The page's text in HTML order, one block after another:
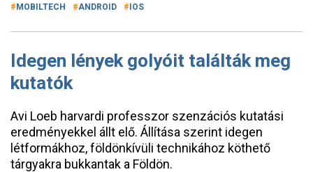
MOBILTECH ANDROID IOS
Idegen lények golyóit találták meg
kutatók
Avi Loeb harvardi professzor szenzációs kutatási
eredményekkel állt elő. Állítása szerint idegen
létformákhoz, földönkívüli technikához köthető
tárgyakra bukkantak a Földön.